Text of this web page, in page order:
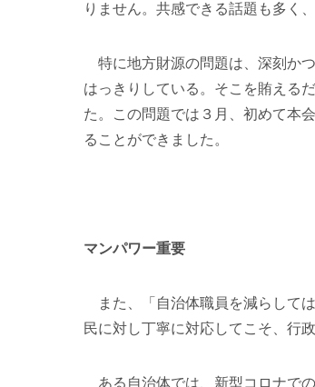
りません。共感できる話題も多く
特に地方財源の問題は、深刻か
はっきりしている。そこを賄える
た。この問題では３月、初めて本
ることができました。
マンパワー重要
また、「自治体職員を減らして
民に対し丁寧に対応してこそ、行
ある自治体では、新型コロナで